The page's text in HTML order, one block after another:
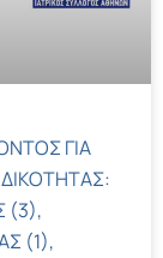
ΓΙΑ
(3),
(1),